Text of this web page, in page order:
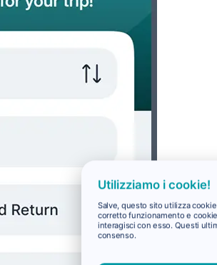
Utilizziamo i cookie!
Salve, questo sito utilizza
corretto funzionamento e
interagisci con esso. Questi
consenso.